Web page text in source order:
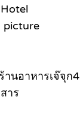
picture
านอาหารเจ๊จุก4
าร